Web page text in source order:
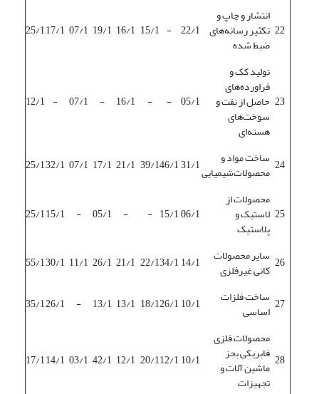
22
انتشار و چاپ و
تکثیر رسانه‌های
ضبط شده
22/1
-
15/1
16/1
19/1
07/1
17/1
25/1
23
تولید کک و
فراورده‌های
حاصل از نفت و
سوخت‌های
هسته‌ای
05/1
-
-
16/1
-
07/1
-
12/1
24 ساخت مواد و
محصولات‌شیمیایی31/1
46/1
39/1
21/1
17/1
07/1
32/1
25/1
25
محصولات از
لاستیک و
پلاستیک
06/1
15/1
-
-
05/1
-
15/1
25/1
26 سایر محصولات
کانی غیرفلزی 14/1
34/1
22/1
21/1
26/1
11/1
30/1
55/1
27 ساخت فلزات
اساسی 10/1
26/1
18/1
13/1
13/1
-
26/1
35/1
28
محصولات فلزی
فابریکی بجز
ماشین آلات و
تجهیزات
10/1
12/1
20/1
12/1
42/1
03/1
14/1
17/1